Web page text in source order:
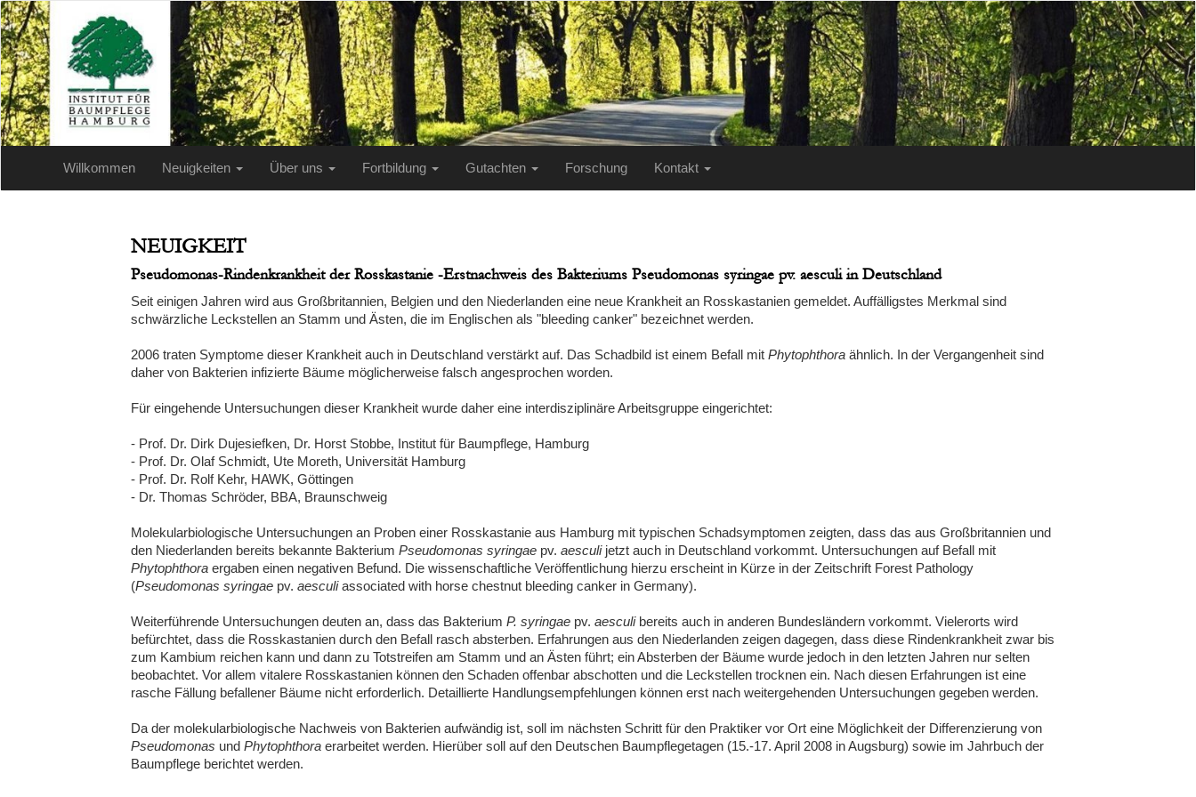
Willkommen Neuigkeiten Über uns Fortbildung Gutachten Forschung Kontakt
NEUIGKEIT
Pseudomonas-Rindenkrankheit der Rosskastanie -Erstnachweis des Bakteriums Pseudomonas syringae pv. aesculi in Deutschland
Seit einigen Jahren wird aus Großbritannien, Belgien und den Niederlanden eine neue Krankheit an Rosskastanien gemeldet. Auffälligstes Merkmal sind
schwärzliche Leckstellen an Stamm und Ästen, die im Englischen als "bleeding canker" bezeichnet werden.
2006 traten Symptome dieser Krankheit auch in Deutschland verstärkt auf. Das Schadbild ist einem Befall mit Phytophthora ähnlich. In der Vergangenheit sind
daher von Bakterien infizierte Bäume möglicherweise falsch angesprochen worden.
Für eingehende Untersuchungen dieser Krankheit wurde daher eine interdisziplinäre Arbeitsgruppe eingerichtet:
- Prof. Dr. Dirk Dujesiefken, Dr. Horst Stobbe, Institut für Baumpflege, Hamburg
- Prof. Dr. Olaf Schmidt, Ute Moreth, Universität Hamburg
- Prof. Dr. Rolf Kehr, HAWK, Göttingen
- Dr. Thomas Schröder, BBA, Braunschweig
Molekularbiologische Untersuchungen an Proben einer Rosskastanie aus Hamburg mit typischen Schadsymptomen zeigten, dass das aus Großbritannien und
den Niederlanden bereits bekannte Bakterium Pseudomonas syringae pv. aesculijetzt auch in Deutschland vorkommt. Untersuchungen auf Befall mit
Phytophthora ergaben einen negativen Befund. Die wissenschaftliche Veröffentlichung hierzu erscheint in Kürze in der Zeitschrift Forest Pathology
(Pseudomonas syringae pv. aesculiassociated with horse chestnut bleeding canker in Germany).
Weiterführende Untersuchungen deuten an, dass das Bakterium P. syringae pv. aesculibereits auch in anderen Bundesländern vorkommt. Vielerorts wird
befürchtet, dass die Rosskastanien durch den Befall rasch absterben. Erfahrungen aus den Niederlanden zeigen dagegen, dass diese Rindenkrankheit zwar bis
zum Kambium reichen kann und dann zu Totstreifen am Stamm und an Ästen führt; ein Absterben der Bäume wurde jedoch in den letzten Jahren nur selten
beobachtet. Vor allem vitalere Rosskastanien können den Schaden offenbar abschotten und die Leckstellen trocknen ein. Nach diesen Erfahrungen ist eine
rasche Fällung befallener Bäume nicht erforderlich. Detaillierte Handlungsempfehlungen können erst nach weitergehenden Untersuchungen gegeben werden.
Da der molekularbiologische Nachweis von Bakterien aufwändig ist, soll im nächsten Schritt für den Praktiker vor Ort eine Möglichkeit der Differenzierung von
Pseudomonas und Phytophthora erarbeitet werden. Hierüber soll auf den Deutschen Baumpflegetagen (15.-17. April 2008 in Augsburg) sowie im Jahrbuch der
Baumpflege berichtet werden.